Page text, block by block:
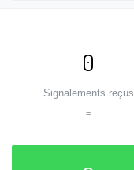
0
Signalements reçus
=